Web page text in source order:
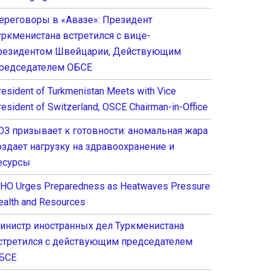
в «Авазе»: Президент
встретился с вице-
Швейцарии, Действующим
ОБСЕ
of Turkmenistan Meets with Vice
of Switzerland, OSCE Chairman-in-Office
призывает к готовности: аномальная жара
нагрузку на здравоохранение и
Urges Preparedness as Heatwaves Pressure
and Resources
иностранных дел Туркменистана
с действующим председателем